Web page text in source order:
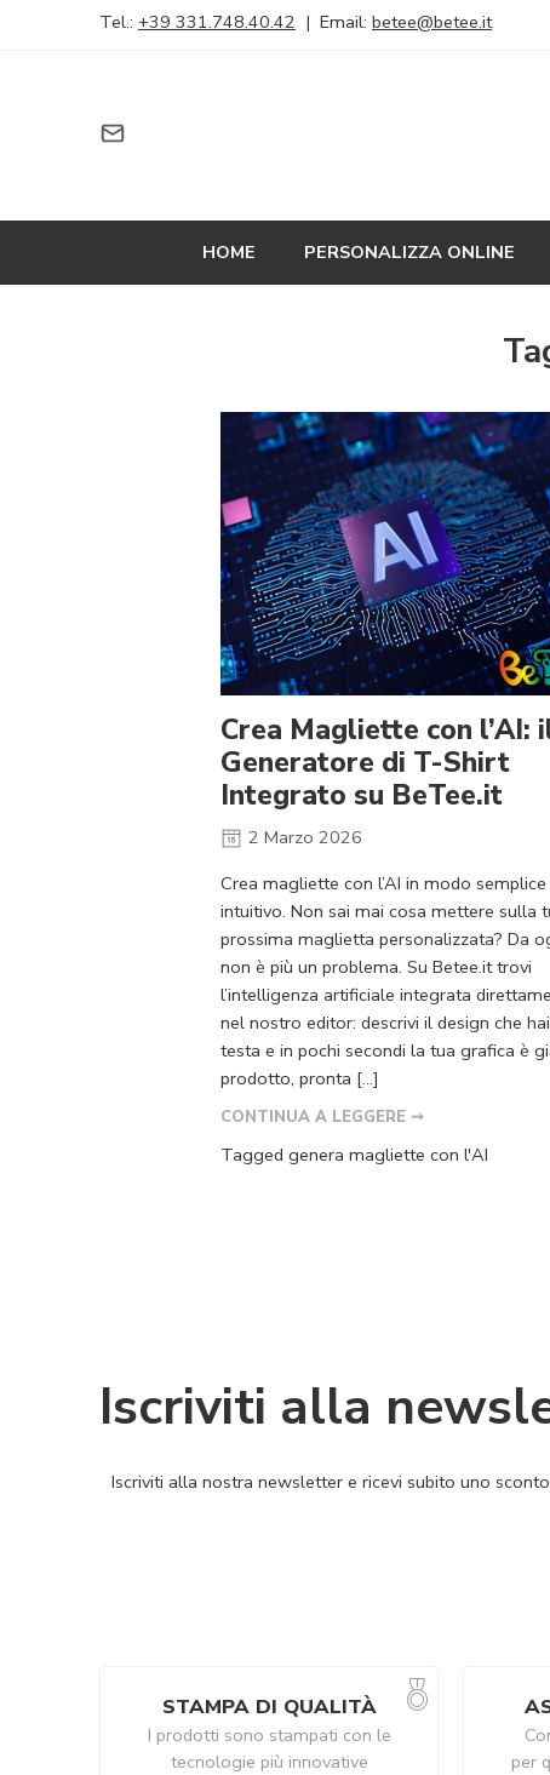
Tel.: +39 331.748.40.42 | Email: betee@betee.it
HOME PERSONALIZZA ONLINE
Crea Magliette con l’AI:
Generatore di T-Shirt
Integrato su BeTee.it
2 Marzo 2026
Crea magliette con l’AI in modo semplice
intuitivo. Non sai mai cosa mettere sulla
prossima maglietta personalizzata? Da
non è più un problema. Su Betee.it trovi
l’intelligenza artificiale integrata
nel nostro editor: descrivi il design che
testa e in pochi secondi la tua grafica è
prodotto, pronta […]
CONTINUA A LEGGERE ➞
Tagged genera magliette con l'AI
Iscriviti alla
Iscriviti alla nostra newsletter e ricevi subito uno
STAMPA DI QUALITÀ
I prodotti sono stampati con le
tecnologie più innovative
per